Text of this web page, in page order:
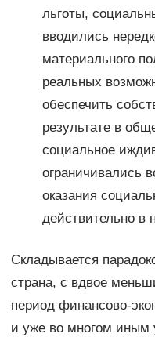
льготы,
вводились
материального
реальных
обеспечить
результате в
социальное
ограничивались
оказания
действительно в
Складывается
страна, с вдвое
период финансово-
и уже во многом иным